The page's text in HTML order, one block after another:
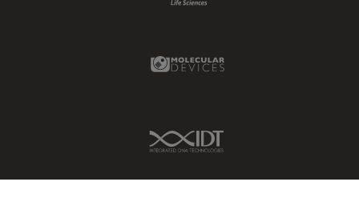
Molecular Devices Link
IDT Link